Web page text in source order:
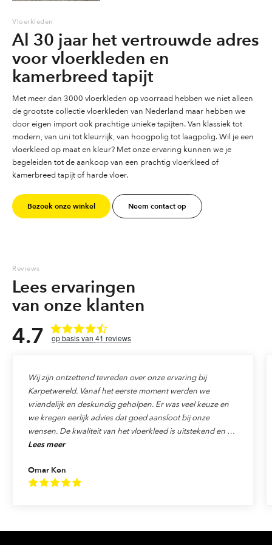
Vloerkleden
Al 30 jaar het vertrouwde adres
voor vloerkleden en
kamerbreed tapijt
Met meer dan 3000 vloerkleden op voorraad hebben we niet alleen
de grootste collectie vloerkleden van Nederland maar hebben we
door eigen import ook prachtige unieke tapijten. Van klassiek tot
modern, van uni tot kleurrijk, van hoogpolig tot laagpolig. Wil je een
vloerkleed op maat en kleur? Met onze ervaring kunnen we je
begeleiden tot de aankoop van een prachtig vloerkleed of
kamerbreed tapijt of harde vloer.
Bezoek onze winkel Neem contact op
Reviews
Lees ervaringen
van onze klanten
4.7 41 reviews
Omar Kon
Wij zijn ontzettend tevreden over onze ervaring bij
Karpetwereld. Vanaf het eerste moment werden we
vriendelijk en deskundig geholpen. Er was veel keuze en
we kregen eerlijk advies dat goed aansloot bij onze
wensen. De kwaliteit van het vloerkleed is uitstekend en de
levering verliep precies zoals afgesproken. Ook de service
echt als klant gewaardeerd. We raden Karpetwereld dan
ook van harte aan aan iedereen die op zoek is naar
Lees meer